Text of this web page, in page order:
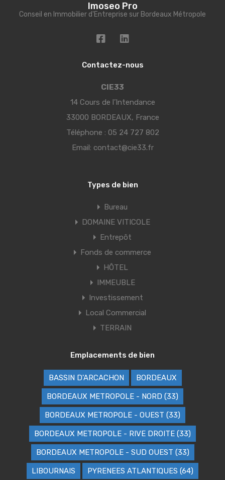
Imoseo Pro
Conseil en Immobilier d'Entreprise sur Bordeaux Métropole
Contactez-nous
CIE33
14 Cours de l’Intendance
33000 BORDEAUX, France
Téléphone : 05 24 727 802
Email: contact@cie33.fr
Types de bien
Bureau
DOMAINE VITICOLE
Entrepôt
Fonds de commerce
HÔTEL
IMMEUBLE
Investissement
Local Commercial
TERRAIN
Emplacements de bien
BASSIN D'ARCACHON BORDEAUX
BORDEAUX METROPOLE - NORD (33)
BORDEAUX METROPOLE - OUEST (33)
BORDEAUX METROPOLE - RIVE DROITE (33)
BORDEAUX METROPOLE - SUD OUEST (33)
LIBOURNAIS PYRENEES ATLANTIQUES (64)